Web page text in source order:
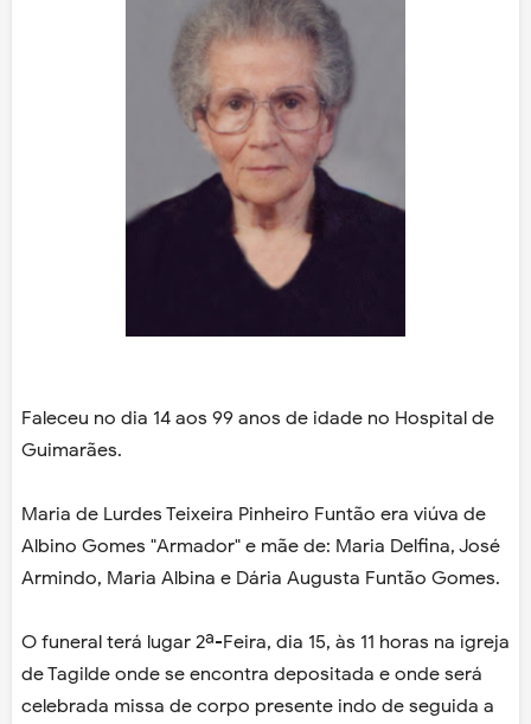
Faleceu no dia 14 aos 99 anos de idade no Hospital de
Guimarães.
Maria de Lurdes Teixeira Pinheiro Funtão era viúva de
Albino Gomes "Armador" e mãe de: Maria Delfina, José
Armindo, Maria Albina e Dária Augusta Funtão Gomes.
O funeral terá lugar 2ª-Feira, dia 15, às 11 horas na igreja
de Tagilde onde se encontra depositada e onde será
celebrada missa de corpo presente indo de seguida a